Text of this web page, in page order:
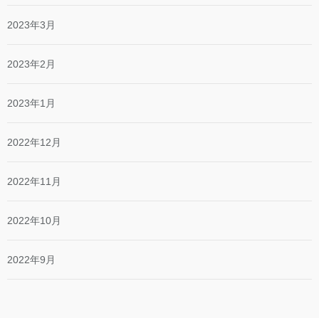
2023年3月
2023年2月
2023年1月
2022年12月
2022年11月
2022年10月
2022年9月